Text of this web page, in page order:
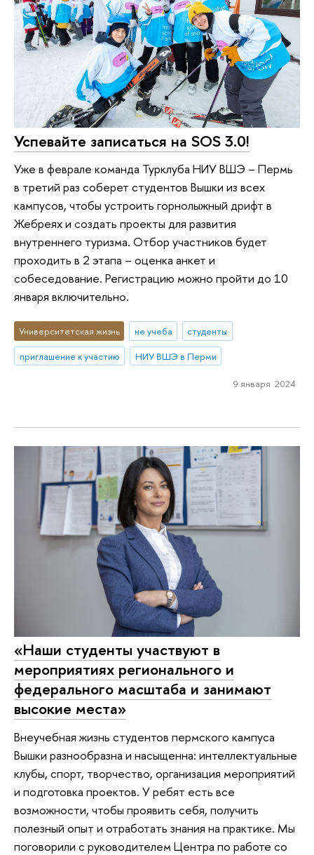
Успевайте записаться на SOS 3.0!
Уже в феврале команда Турклуба НИУ ВШЭ – Пермь
в третий раз соберет студентов Вышки из всех
кампусов, чтобы устроить горнолыжный дрифт в
Жебреях и создать проекты для развития
внутреннего туризма. Отбор участников будет
проходить в 2 этапа – оценка анкет и
собеседование. Регистрацию можно пройти до 10
января включительно.
Университетская жизнь не учеба
студенты
приглашение к участию
НИУ ВШЭ в Перми
9 января 2024
«Наши студенты участвуют в
мероприятиях регионального и
федерального масштаба и занимают
высокие места»
Внеучебная жизнь студентов пермского кампуса
Вышки разнообразна и насыщенна: интеллектуальные
клубы, спорт, творчество, организация мероприятий
и подготовка проектов. У ребят есть все
возможности, чтобы проявить себя, получить
полезный опыт и отработать знания на практике. Мы
поговорили с руководителем Центра по работе со